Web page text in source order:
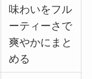
味わいをフル
ーティーさで
爽やかにまと
める